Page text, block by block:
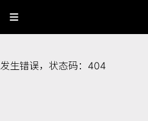
发生错误，状态码： 404